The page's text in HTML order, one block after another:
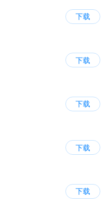
下载
下载
下载
下载
下载